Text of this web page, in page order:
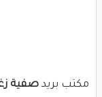
مكتب بريد صفية